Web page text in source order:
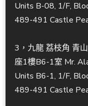
Units B-08, 1/F,
489-491 Castle
3，九龍 荔枝角 青
座1樓B6-1室 Mr.
Units B6-1, 1/F,
489-491 Castle